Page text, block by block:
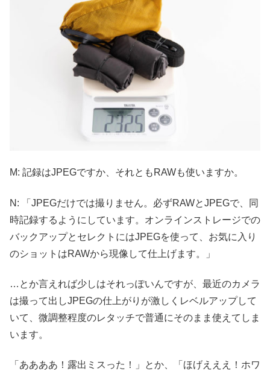
M: 記録はJPEGですか、それともRAWも使いますか。
N: 「JPEGだけでは撮りません。必ずRAWとJPEGで、同
時記録するようにしています。オンラインストレージでの
バックアップとセレクトにはJPEGを使って、お気に入り
のショットはRAWから現像して仕上げます。」
…とか言えれば少しはそれっぽいんですが、最近のカメラ
は撮って出しJPEGの仕上がりが激しくレベルアップして
いて、微調整程度のレタッチで普通にそのまま使えてしま
います。
「ああああ！露出ミスった！」とか、「ほげえええ！ホワ